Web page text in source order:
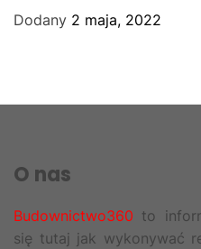
Dodany 2 maja, 2022
O nas
Budownictwo360 to
się tutaj jak wykonywać